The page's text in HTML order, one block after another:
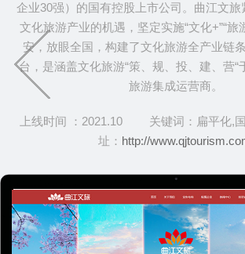
企业30强）的国有控股上市公司。曲江文旅
文化旅游产业的机遇，坚定实施“文化+”“旅
安，放眼全国，构建了文化旅游全产业链
台，是涵盖文化旅游“策、规、投、建、营“
旅游集成运营商。
上线时间 ：2021.10 关键词：扁平化
址： http://